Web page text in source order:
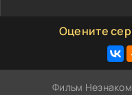
Оцените
1 2 3 4
Фильм